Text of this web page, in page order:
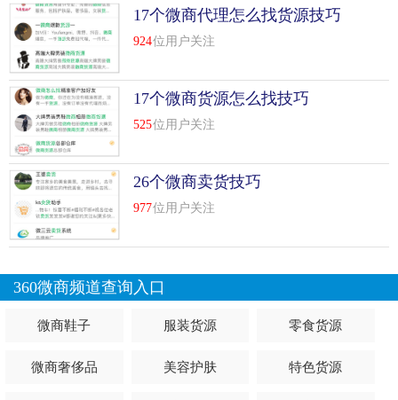
17个微商代理怎么找货源技巧
924位用户关注
17个微商货源怎么找技巧
525位用户关注
26个微商卖货技巧
977位用户关注
360微商频道查询入口
微商鞋子 服装货源 零食货源
微商奢侈品 美容护肤 特色货源